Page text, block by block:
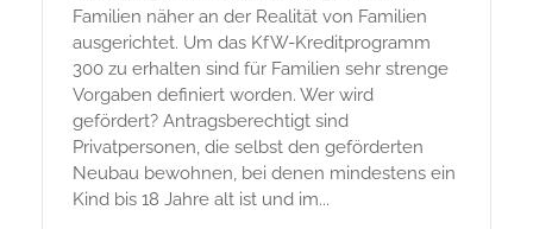
Familien näher an der Realität von Familien
ausgerichtet. Um das KfW-Kreditprogramm
300 zu erhalten sind für Familien sehr strenge
Vorgaben definiert worden. Wer wird
gefördert? Antragsberechtigt sind
Privatpersonen, die selbst den geförderten
Neubau bewohnen, bei denen mindestens ein
Kind bis 18 Jahre alt ist und im...